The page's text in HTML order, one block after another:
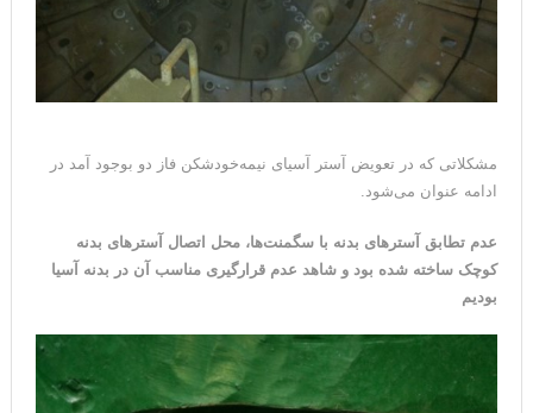
مشکلاتی که در تعویض آستر آسیای ‌‎نیمه‎‌خودشکن فاز دو بوجود آمد در
ادامه عنوان می‌شود.
عدم تطابق آسترهای بدنه با سگمنت‌ها، محل اتصال آسترهای بدنه
کوچک ساخته شده بود و شاهد عدم قرارگیری مناسب آن در بدنه آسیا
بودیم